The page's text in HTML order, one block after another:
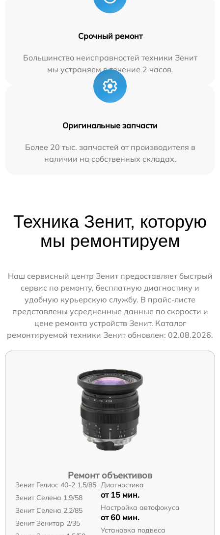
Срочный ремонт
Большинство неисправностей техники Зенит
мы устраняем в течение 2 часов.
Оригинальные запчасти
Более 20 тыс. запчастей от производителя в
наличии на собственных складах.
Техника Зенит, которую
мы ремонтируем
Наш сервисный центр Зенит предоставляет быстрый
сервис по ремонту, бесплатную диагностику и
удобную курьерскую службу. В прайс-листе
представлены усредненные данные по скорости и
цене ремонта устройств Зенит. Каталог
ремонтируемой техники Зенит обновлен: 02.08.2026.
Ремонт объективов
Зенит Гелиос 40-2 1,5/85
Зенит Селена 1,9/58
Зенит Селена 2,2/85
Зенит Зенитар 2/35
Диагностика
от 15 мин.
Настройка автофокуса
от 60 мин.
Установка подвеса